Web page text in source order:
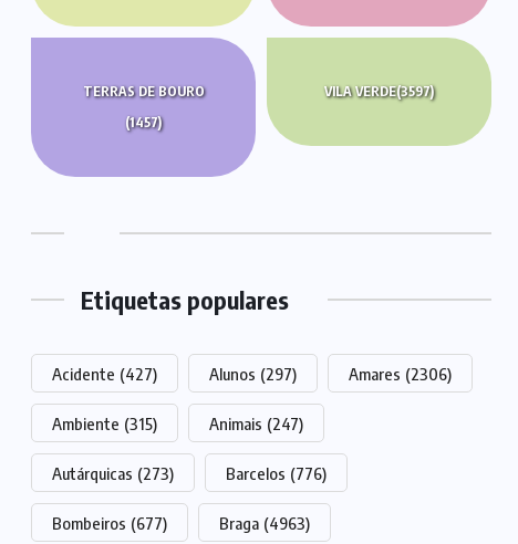
TERRAS DE BOURO
(1457)
VILA VERDE(3597)
Etiquetas populares
Acidente (427) Alunos (297) Amares (2306)
Ambiente (315) Animais (247)
Autárquicas (273) Barcelos (776)
Bombeiros (677) Braga (4963)